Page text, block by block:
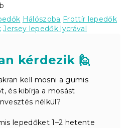
Hálószoba Frottír lepedők
Jersey lepedők lycrával
kérdezik 🙋
kell mosni a gumis
és kibírja a mosást
nélkül?
lepedőket 1–2 hetente